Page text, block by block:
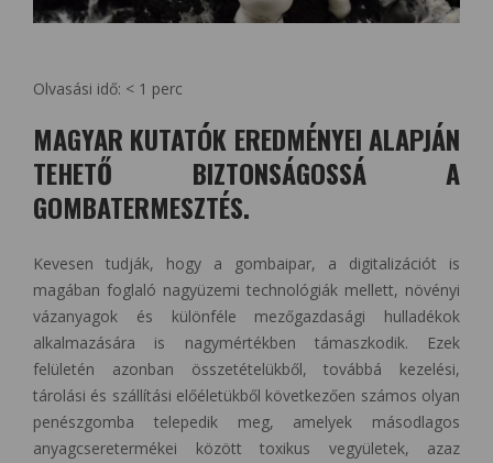
Olvasási idő: < 1 perc
MAGYAR KUTATÓK EREDMÉNYEI ALAPJÁN
TEHETŐ BIZTONSÁGOSSÁ A
GOMBATERMESZTÉS.
Kevesen tudják, hogy a gombaipar, a digitalizációt is
magában foglaló nagyüzemi technológiák mellett, növényi
vázanyagok és különféle mezőgazdasági hulladékok
alkalmazására is nagymértékben támaszkodik. Ezek
felületén azonban összetételükből, továbbá kezelési,
tárolási és szállítási előéletükből következően számos olyan
penészgomba telepedik meg, amelyek másodlagos
anyagcseretermékei között toxikus vegyületek, azaz